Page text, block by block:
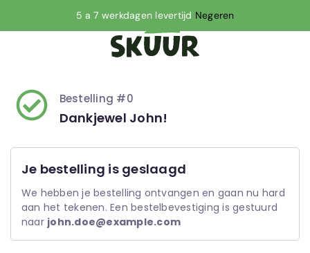
5 a 7 werkdagen levertijd Negeren
Bestelling #0
Dankjewel John!
Je bestelling is geslaagd
We hebben je bestelling ontvangen en gaan nu hard
aan het tekenen. Een bestelbevestiging is gestuurd
naar john.doe@example.com